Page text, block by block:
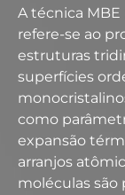
A técnica
refere-se ao
estruturas
superfícies
como
expansão
arranjos
moléculas